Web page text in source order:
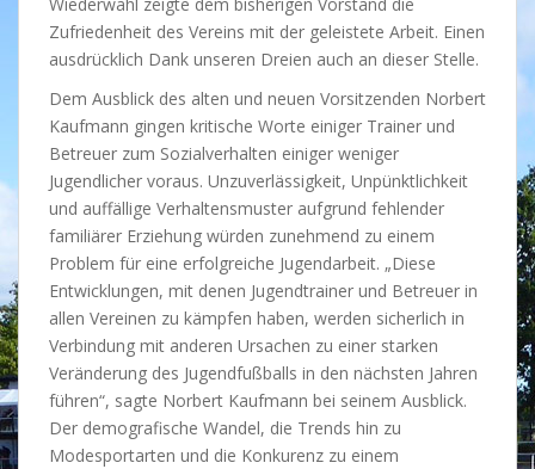
Zufriedenheit des Vereins mit der geleistete Arbeit. Einen
ausdrücklich Dank unseren Dreien auch an dieser Stelle.
Dem Ausblick des alten und neuen Vorsitzenden Norbert
Kaufmann gingen kritische Worte einiger Trainer und
Betreuer zum Sozialverhalten einiger weniger
Jugendlicher voraus. Unzuverlässigkeit, Unpünktlichkeit
und auffällige Verhaltensmuster aufgrund fehlender
familiärer Erziehung würden zunehmend zu einem
Problem für eine erfolgreiche Jugendarbeit. „Diese
Entwicklungen, mit denen Jugendtrainer und Betreuer in
allen Vereinen zu kämpfen haben, werden sicherlich in
Verbindung mit anderen Ursachen zu einer starken
Veränderung des Jugendfußballs in den nächsten Jahren
führen“, sagte Norbert Kaufmann bei seinem Ausblick.
Der demografische Wandel, die Trends hin zu
Modesportarten und die Konkurenz zu einem